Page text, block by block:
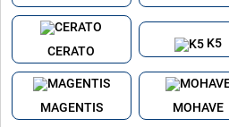
CERATO
K5
MAGENTIS MOHAVE